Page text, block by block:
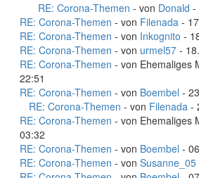
RE: Corona-Themen - von Donald -
RE: Corona-Themen - von Filenada -
RE: Corona-Themen - von Inkognito -
RE: Corona-Themen - von urmel57 -
RE: Corona-Themen - von Ehemaliges
22:51
RE: Corona-Themen - von Boembel -
RE: Corona-Themen - von Filenada -
RE: Corona-Themen - von Ehemaliges
03:32
RE: Corona-Themen - von Boembel -
RE: Corona-Themen - von Susanne_05